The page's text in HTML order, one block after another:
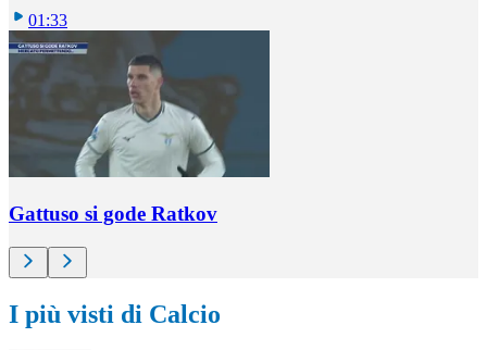
01:33
Gattuso si gode Ratkov
I più visti di Calcio